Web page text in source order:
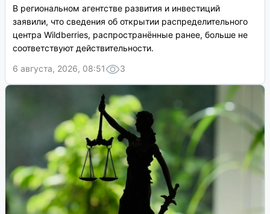
В региональном агентстве развития и инвестиций
заявили, что сведения об открытии распределительного
центра Wildberries, распространённые ранее, больше не
соответствуют действительности.
6 августа, 2026, 08:51
3